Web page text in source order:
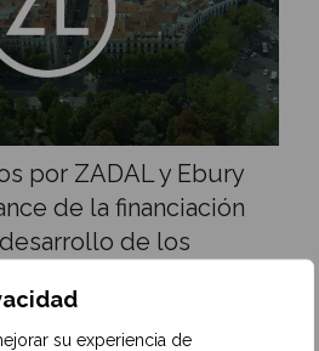
su experiencia de
por ZADAL y Ebury
de la financiación
de los